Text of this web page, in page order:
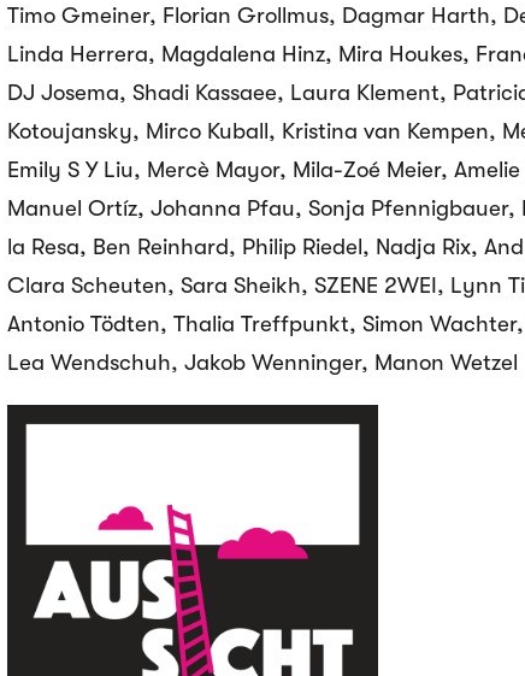
Timo Gmeiner, Florian Grollmus, Dagmar Harth,
Linda Herrera, Magdalena Hinz, Mira Houkes,
DJ Josema, Shadi Kassaee, Laura Klement,
Kotoujansky, Mirco Kuball, Kristina van Kempen,
Emily S Y Liu, Mercè Mayor, Mila-Zoé Meier,
Manuel Ortíz, Johanna Pfau, Sonja Pfennigbauer,
la Resa, Ben Reinhard, Philip Riedel, Nadja Rix,
Clara Scheuten, Sara Sheikh, SZENE 2WEI, Lynn
Antonio Tödten, Thalia Treffpunkt, Simon
Lea Wendschuh, Jakob Wenninger, Manon Wetzel